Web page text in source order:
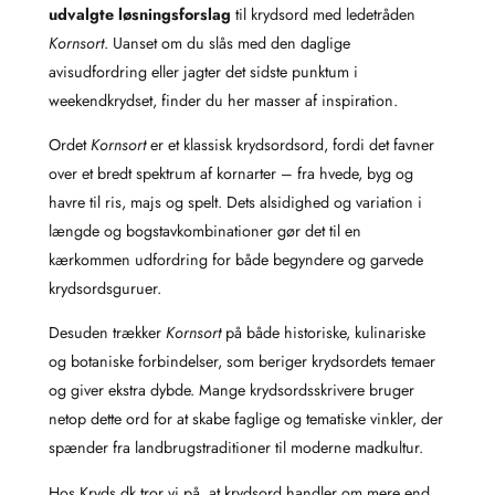
udvalgte løsningsforslag til krydsord med ledetråden
Kornsort. Uanset om du slås med den daglige
avisudfordring eller jagter det sidste punktum i
weekendkrydset, finder du her masser af inspiration.
OrdetKornsorter et klassisk krydsordsord, fordi det favner
over et bredt spektrum af kornarter – fra hvede, byg og
havre til ris, majs og spelt. Dets alsidighed og variation i
længde og bogstavkombinationer gør det til en
kærkommen udfordring for både begyndere og garvede
krydsordsguruer.
Desuden trækker Kornsortpå både historiske, kulinariske
og botaniske forbindelser, som beriger krydsordets temaer
og giver ekstra dybde. Mange krydsordsskrivere bruger
netop dette ord for at skabe faglige og tematiske vinkler, der
spænder fra landbrugstraditioner til moderne madkultur.